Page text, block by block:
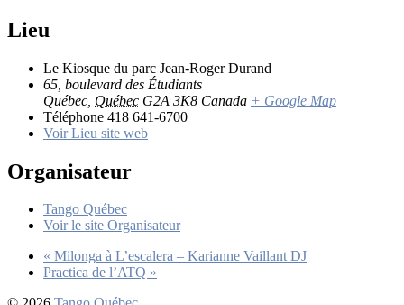
Lieu
Le Kiosque du parc Jean-Roger Durand
65, boulevard des Étudiants
Québec Québec G2A 3K8 Canada + Google Map
Téléphone 418 641‑6700
Voir Lieu site web
Organisateur
Tango Québec
Voir le site Organisateur
« Milonga à L’escalera – Karianne Vaillant DJ
Practica de l’ATQ »